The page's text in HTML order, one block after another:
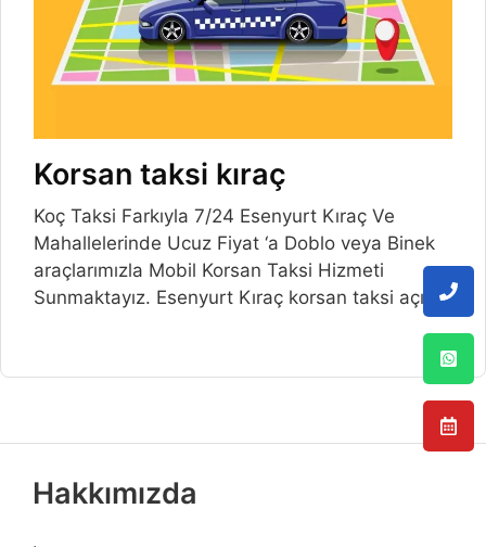
Korsan taksi kıraç
Koç Taksi Farkıyla 7/24 Esenyurt Kıraç Ve
Mahallelerinde Ucuz Fiyat ‘a Doblo veya Binek
araçlarımızla Mobil Korsan Taksi Hizmeti
Sunmaktayız. Esenyurt Kıraç korsan taksi açılış
Hakkımızda